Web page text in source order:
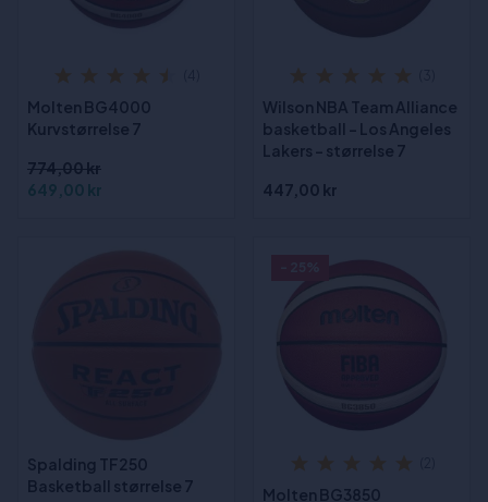
Molten BG4000
Kurvstørrelse 7
774,00 kr
649,00 kr
Wilson NBA Team Alliance
basketball - Los Angeles
Lakers - størrelse 7
447,00 kr
Spalding TF250
Basketball størrelse 7
Molten BG3850